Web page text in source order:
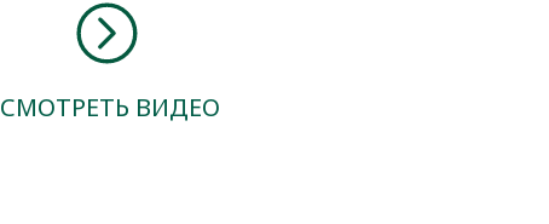
СМОТРЕТЬ ВИДЕО